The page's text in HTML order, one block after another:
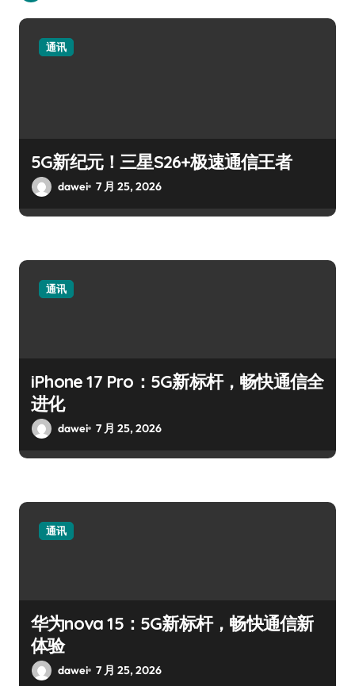
通讯
5G新纪元！三星S26+极速通信王者
dawei 7 月 25, 2026
通讯
iPhone 17 Pro：5G新标杆，畅快通信全
进化
dawei 7 月 25, 2026
通讯
华为nova 15：5G新标杆，畅快通信新
体验
dawei 7 月 25, 2026